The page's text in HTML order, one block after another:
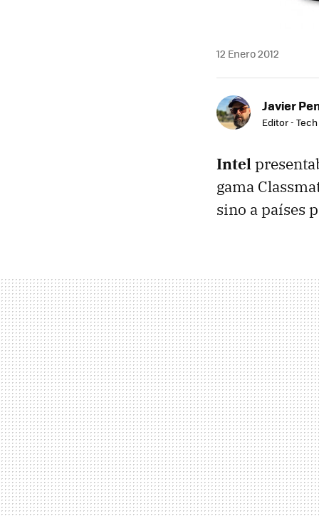
12 Enero 2012
Javier
Editor - Tech
Intel
gama
sino a países